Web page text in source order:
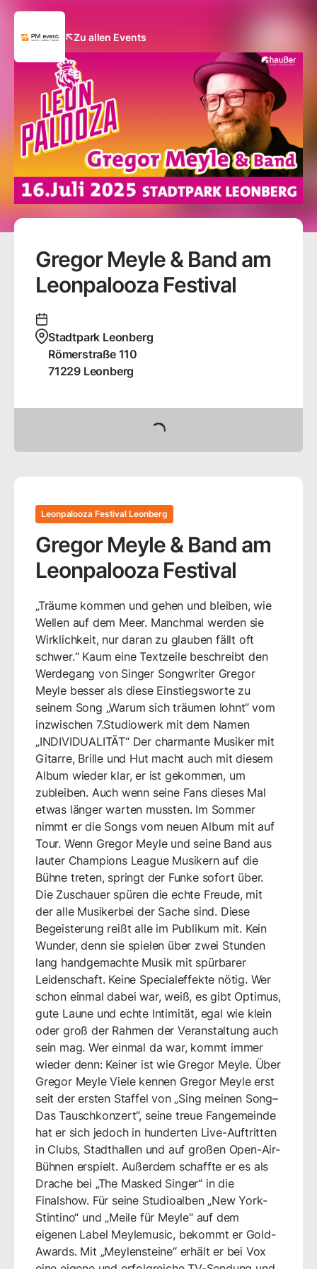
Zu allen Events
Leonpalooza Festival Leonberg
Gregor Meyle & Band am
Leonpalooza Festival
„Träume kommen und gehen und bleiben, wie
Wellen auf dem Meer. Manchmal werden sie
Wirklichkeit, nur daran zu glauben fällt oft
schwer.“ Kaum eine Textzeile beschreibt den
Werdegang von Singer Songwriter Gregor
Meyle besser als diese Einstiegsworte zu
seinem Song „Warum sich träumen lohnt“ vom
inzwischen 7.Studiowerk mit dem Namen
„INDIVIDUALITÄT“ Der charmante Musiker mit
Gitarre, Brille und Hut macht auch mit diesem
Album wieder klar, er ist gekommen, um
zubleiben. Auch wenn seine Fans dieses Mal
etwas länger warten mussten. Im Sommer
nimmt er die Songs vom neuen Album mit auf
Tour. Wenn Gregor Meyle und seine Band aus
lauter Champions League Musikern auf die
Bühne treten, springt der Funke sofort über.
Die Zuschauer spüren die echte Freude, mit
der alle Musikerbei der Sache sind. Diese
Begeisterung reißt alle im Publikum mit. Kein
Wunder, denn sie spielen über zwei Stunden
lang handgemachte Musik mit spürbarer
Leidenschaft. Keine Specialeffekte nötig. Wer
schon einmal dabei war, weiß, es gibt Optimus,
gute Laune und echte Intimität, egal wie klein
oder groß der Rahmen der Veranstaltung auch
sein mag. Wer einmal da war, kommt immer
wieder denn: Keiner ist wie Gregor Meyle. Über
Gregor Meyle Viele kennen Gregor Meyle erst
seit der ersten Staffel von „Sing meinen Song–
Das Tauschkonzert“, seine treue Fangemeinde
hat er sich jedoch in hunderten Live-Auftritten
in Clubs, Stadthallen und auf großen Open-Air-
Bühnen erspielt. Außerdem schaffte er es als
Drache bei „The Masked Singer“ in die
Finalshow. Für seine Studioalben „New York-
Stintino“ und „Meile für Meyle“ auf dem
eigenen Label Meylemusic, bekommt er Gold-
Awards. Mit „Meylensteine“ erhält er bei Vox
Gregor Meyle & Band am
Leonpalooza Festival
Stadtpark Leonberg
Römerstraße 110
71229 Leonberg
Tickets buchen